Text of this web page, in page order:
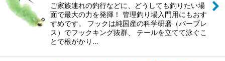
ご家族連れの釣行などに、どうしても釣りたい場
面で最大の力を発揮！ 管理釣り場入門用にもおす
すめです。 フックは純国産の科学研磨（バーブレ
ス）でフックキング抜群、 テールを立てて泳ぐこ
とで根がかり…